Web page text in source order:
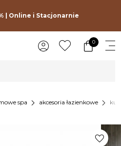
| Online i Stacjonarnie
0
spa chevron_right akcesoria łazienkowe chevron_right
favorite